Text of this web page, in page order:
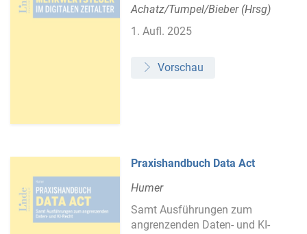
Achatz/Tumpel/Bieber (Hrsg)
1. Aufl. 2025
Vorschau
Praxishandbuch Data Act
Humer
Samt Ausführungen zum
angrenzenden Daten- und KI-